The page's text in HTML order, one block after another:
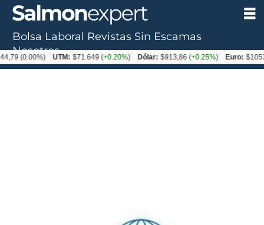
Bolsa Laboral Revistas Sin Escamas
Nosotros
UTM: $71.649(+0.20%) Dólar: $913,86(+0.25%) Euro: $1053,08(-